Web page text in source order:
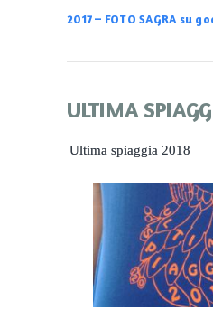
2017 – FOTO SAGRA su
ULTIMA
Ultima spiaggia 2018